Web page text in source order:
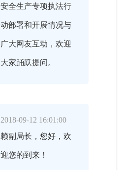
安全生产专项执法行
动部署和开展情况与
广大网友互动，欢迎
大家踊跃提问。
2018-09-12 16:01:00
赖副局长，您好，欢
迎您的到来！